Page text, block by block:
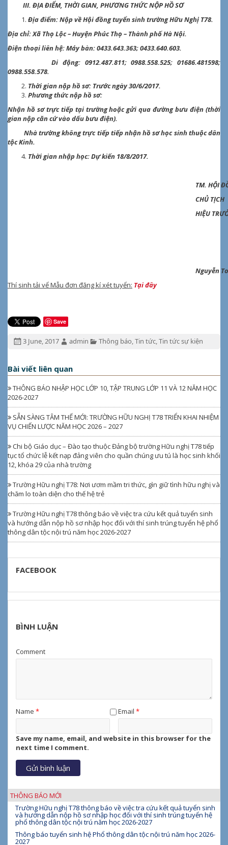
III. ĐỊA ĐIỂM, THỜI GIAN, PHƯƠNG THỨC NỘP HỒ SƠ
Địa điểm: Nộp về Hội đồng tuyển sinh trường Hữu Nghị T78.
Địa chỉ: Xã Thọ Lộc – Huyện Phúc Thọ – Thành phố Hà Nội.
Điện thoại liên hệ: Máy bàn: 0433.643.363; 0433.640.603.
Di động: 0912.487.811; 0988.558.525; 01686.481598;
0988.558.578.
Thời gian nộp hồ sơ: Trước ngày 30/6/2017.
Phương thức nộp hồ sơ:
Nhận hồ sơ trực tiếp tại trường hoặc gửi qua đường bưu điện (thời
gian nộp căn cứ vào dấu bưu điện).
Nhà trường không trực tiếp tiếp nhận hồ sơ học sinh thuộc dân
tộc Kinh.
Thời gian nhập học: Dự kiến 18/8/2017.
TM. HỘI
CHỦ TỊCH
HIỆU
Nguyễn
Thí sinh tải vể Mẫu đơn đăng kí xét tuyển: Tại đây
Save
Đăng
3 June, 2017
Tác
admin
Chuyên
Thông báo,Tin tức,Tin tức sự kiện
Bài viết liên quan
THÔNG BÁO NHẬP HỌC LỚP 10, TẬP TRUNG LỚP 11 VÀ 12 NĂM HỌC
2026-2027
SẴN SÀNG TÂM THẾ MỚI: TRƯỜNG HỮU NGHỊ T78 TRIỂN KHAI NHIỆM
VỤ CHIẾN LƯỢC NĂM HỌC 2026 – 2027
Chi bộ Giáo dục – Đào tạo thuộc Đảng bộ trường Hữu nghị T78 tiếp
tục tổ chức lễ kết nạp đảng viên cho quần chúng ưu tú là học sinh khối
12, khóa 29 của nhà trường
Trường Hữu nghị T78: Nơi ươm mầm tri thức, gìn giữ tình hữu nghị và
chăm lo toàn diện cho thế hệ trẻ
Trường Hữu nghị T78 thông báo về việc tra cứu kết quả tuyển sinh
và hướng dẫn nộp hồ sơ nhập học đối với thí sinh trúng tuyển hệ phổ
thông dân tộc nội trú năm học 2026-2027
FACEBOOK
BÌNH LUẬN
Comment
Name * Email *
Save my name, email, and website in this browser for the
next time I comment.
THÔNG BÁO MỚI
Trường Hữu nghị T78 thông báo về việc tra cứu kết quả tuyển sinh
và hướng dẫn nộp hồ sơ nhập học đối với thí sinh trúng tuyển hệ
phổ thông dân tộc nội trú năm học 2026-2027
Thông báo tuyển sinh hệ Phổ thông dân tộc nội trú năm học 2026-
2027